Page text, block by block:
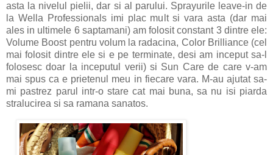
asta la nivelul pielii, dar si al parului. Sprayurile leave-in de
la Wella Professionals imi plac mult si vara asta (dar mai
ales in ultimele 6 saptamani) am folosit constant 3 dintre ele:
Volume Boost pentru volum la radacina, Color Brilliance (cel
mai folosit dintre ele si e pe terminate, desi am inceput sa-l
folosesc doar la inceputul verii) si Sun Care de care v-am
mai spus ca e prietenul meu in fiecare vara. M-au ajutat sa-
mi pastrez parul intr-o stare cat mai buna, sa nu isi piarda
stralucirea si sa ramana sanatos.